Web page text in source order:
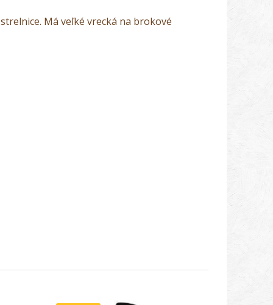
Má veľké vrecká na brokové